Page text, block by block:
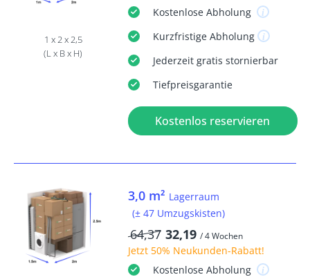
1 x 2 x 2,5
(L x B x H)
KostenloseAbholung
KurzfristigeAbholung
Jederzeit gratis stornierbar
Tiefpreisgarantie
Kostenlos reservieren
3,0 m² Lagerraum
(± 47 Umzugskisten)
64,37 32,19 / 4 Wochen
Jetzt 50% Neukunden-Rabatt!
KostenloseAbholung